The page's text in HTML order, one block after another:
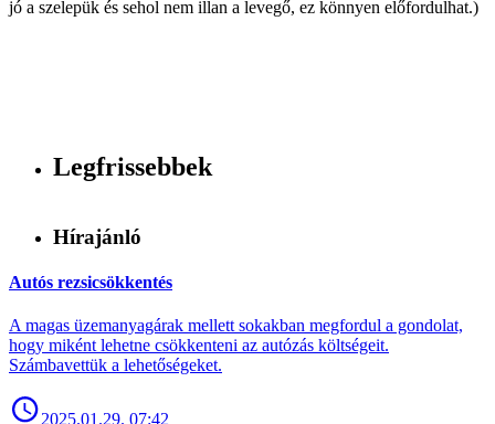
jó a szelepük és sehol nem illan a levegő, ez könnyen előfordulhat.)
Legfrissebbek
Hírajánló
Autós rezsicsökkentés
A magas üzemanyagárak mellett sokakban megfordul a gondolat,
hogy miként lehetne csökkenteni az autózás költségeit.
Számbavettük a lehetőségeket.
2025.01.29. 07:42